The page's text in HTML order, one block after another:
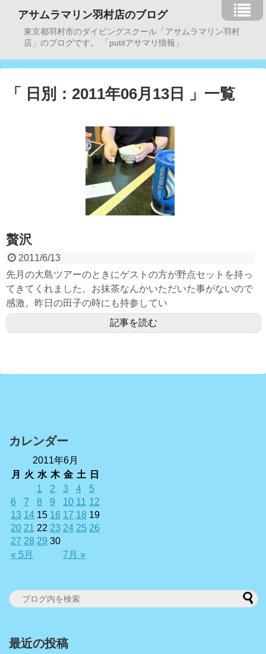
アサムラマリン羽村店のブログ
東京都羽村市のダイビングスクール「アサムラマリン羽村
店」のブログです。 「putitアサマリ情報」
「 日別：2011年06月13日 」一覧
贅沢
2011/6/13
先月の大島ツアーのときにゲストの方が野点セットを持っ
てきてくれました。お抹茶なんかいただいた事がないので
感激。昨日の田子の時にも持参してい
記事を読む
カレンダー
2011年6月
月
火 水 木 金 土 日
« 5月 7月 »
1 2 3 4
5
6
7 8 9 10 11 12
13 14 15 16 17 18 19
20 21 22 23 24 25 26
27 28 29 30
最近の投稿